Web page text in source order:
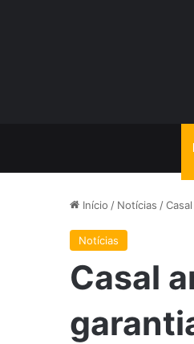
Início / Notícias /
Notícias
Casal